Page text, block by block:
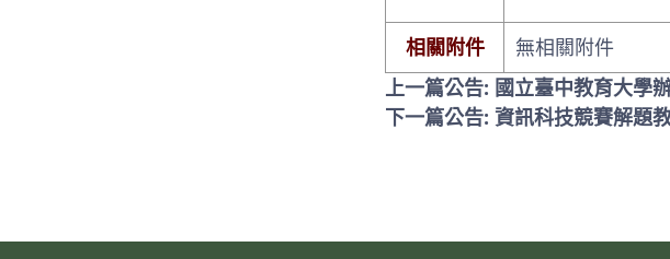
相關附件
無相關附件
上一篇公告: 國立臺中教育大
下一篇公告: 資訊科技競賽解題